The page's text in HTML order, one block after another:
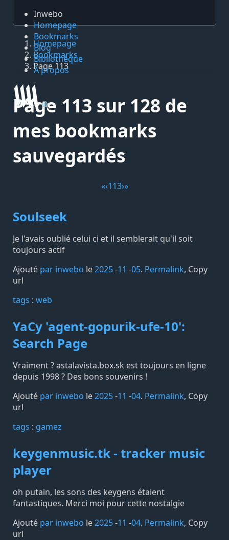
Inwebo
Homepage
Bookmarks
Blog
Bibliothèque
À propos
🔍
Homepage
Bookmarks
Page 113
Page 113 sur 128 de
mes bookmarks
sauvegardés
«‹113›»
Soulseek
Je l'avais oublié celui ci et il semblerait qu'il soit
toujours actif
Ajouté par inwebo le2025-11 -05. Permalink, Copy
url
tags️ : web
YaCy 'agent-gopurik-ufe-10':
Search Page
Vraiment ? astalavista.box.sk est toujours en ligne
depuis 1998 ? Des bons souvenirs !
Ajouté par inwebo le2025-11 -04. Permalink, Copy
url
tags️ : gamez
keygenmusic.tk - tracker music
player
oh putain, les sons des keygens étaient
fantastiques. Merci moi pour cette nostalgie
Ajouté par inwebo le2025-11 -04. Permalink, Copy
url